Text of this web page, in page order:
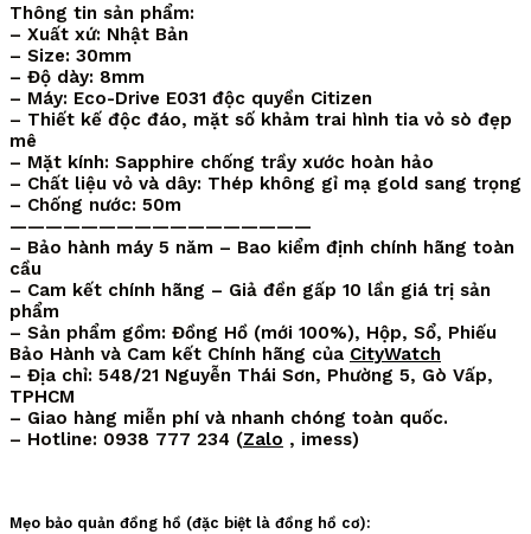
Thông tin sản phẩm:
– Xuất xứ: Nhật Bản
– Size: 30mm
– Độ dày: 8mm
– Máy: Eco-Drive E031 độc quyền Citizen
– Thiết kế độc đáo, mặt số khảm trai hình tia vỏ sò đẹp
mê
– Mặt kính: Sapphire chống trầy xước hoàn hảo
– Chất liệu vỏ và dây: Thép không gỉ mạ gold sang trọng
– Chống nước: 50m
—————————————————
– Bảo hành máy 5 năm – Bao kiểm định chính hãng toàn
cầu
– Cam kết chính hãng – Giả đền gấp 10 lần giá trị sản
phẩm
– Sản phẩm gồm: Đồng Hồ (mới 100%), Hộp, Sổ, Phiếu
Bảo Hành và Cam kết Chính hãng của CityWatch
– Địa chỉ: 548/21 Nguyễn Thái Sơn, Phường 5, Gò Vấp,
TPHCM
– Giao hàng miễn phí và nhanh chóng toàn quốc.
– Hotline: 0938 777 234 (Zalo , imess)
Mẹo bảo quản đồng hồ (đặc biệt là đồng hồ cơ):